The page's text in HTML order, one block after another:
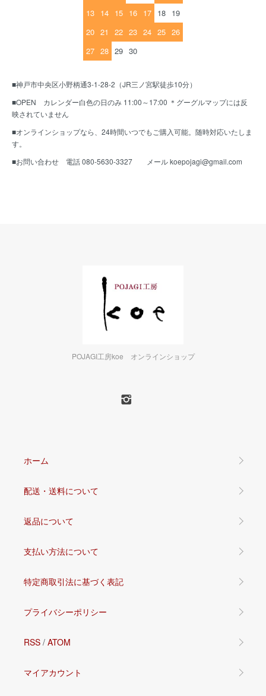
13 14 15 16 17 18 19
20 21 22 23 24 25 26
27 28 29 30
■神戸市中央区小野柄通3-1-28-2（JR三ノ宮駅徒歩10分）
■OPEN カレンダー白色の日のみ 11:00～17:00 ＊グーグルマップには反
映されていません
■オンラインショップなら、24時間いつでもご購入可能。随時対応いたしま
す。
■お問い合わせ 電話 080-5630-3327 メール koepojagi@gmail.com
POJAGI工房koe オンラインショップ
ホーム
配送・送料について
返品について
支払い方法について
特定商取引法に基づく表記
プライバシーポリシー
RSS / ATOM
マイアカウント